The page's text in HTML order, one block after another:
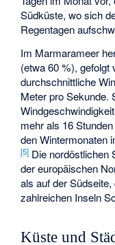
Südküste, wo sich
Regentagen
Im Marmarameer
(etwa 60 %), gefolgt
durchschnittliche
Meter pro Sekunde.
mehr als 16
den Wintermonaten
[5] Die nordöstlichen
der europäischen
als auf der
zahlreichen Inseln
Küste und